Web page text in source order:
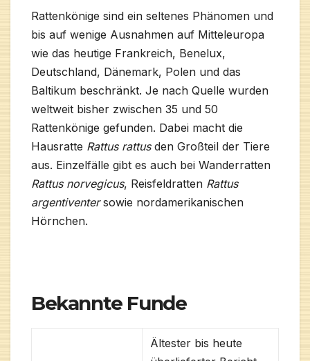
Rattenkönige sind ein seltenes Phänomen und
bis auf wenige Ausnahmen auf Mitteleuropa
wie das heutige Frankreich, Benelux,
Deutschland, Dänemark, Polen und das
Baltikum beschränkt. Je nach Quelle wurden
weltweit bisher zwischen 35 und 50
Rattenkönige gefunden. Dabei macht die
Hausratte Rattus rattusden Großteil der Tiere
aus. Einzelfälle gibt es auch bei Wanderratten
Rattus norvegicus, Reisfeldratten Rattus
argentiventersowie nordamerikanischen
Hörnchen.
Bekannte Funde
Ältester bis heute